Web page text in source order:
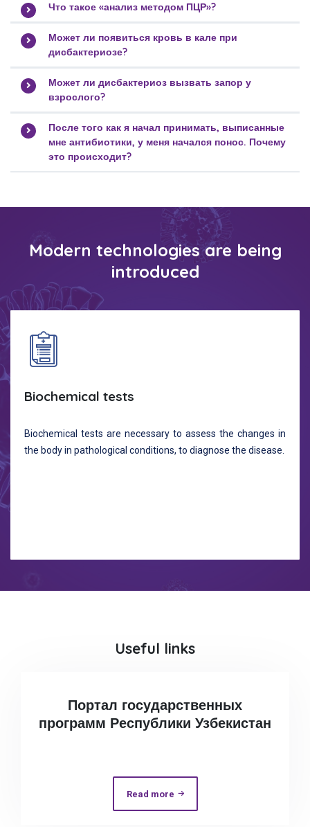
Что такое «анализ методом ПЦР»?
Может ли появиться кровь в кале при
дисбактериозе?
Может ли дисбактериоз вызвать запор у
взрослого?
После того как я начал принимать, выписанные
мне антибиотики, у меня начался понос. Почему
это происходит?
Modern technologies are being
introduced
Biochemical tests
Biochemical tests are necessary to assess the changes in
the body in pathological conditions, to diagnose the disease.
Useful links
Портал государственных
программ Республики Узбекистан
Read more